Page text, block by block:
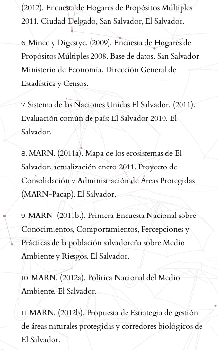
(2012). Encuesta de Hogares de Propósitos Múltiples
2011. Ciudad Delgado, San Salvador, El Salvador.
Minec y Digestyc. (2009). Encuesta de Hogares de
Propósitos Múltiples 2008. Base de datos. San Salvador:
Ministerio de Economía, Dirección General de
Estadística y Censos.
Sistema de las Naciones Unidas El Salvador. (2011).
Evaluación común de país: El Salvador 2010. El
Salvador.
MARN. (2011a). Mapa de los ecosistemas de El
Salvador, actualización enero 2011. Proyecto de
Consolidación y Administración de Áreas Protegidas
(MARN-Pacap). El Salvador.
MARN. (2011b.). Primera Encuesta Nacional sobre
Conocimientos, Comportamientos, Percepciones y
Prácticas de la población salvadoreña sobre Medio
Ambiente y Riesgos. El Salvador.
MARN. (2012a). Política Nacional del Medio
Ambiente. El Salvador.
MARN. (2012b). Propuesta de Estrategia de gestión
de áreas naturales protegidas y corredores biológicos de
El Salvador.